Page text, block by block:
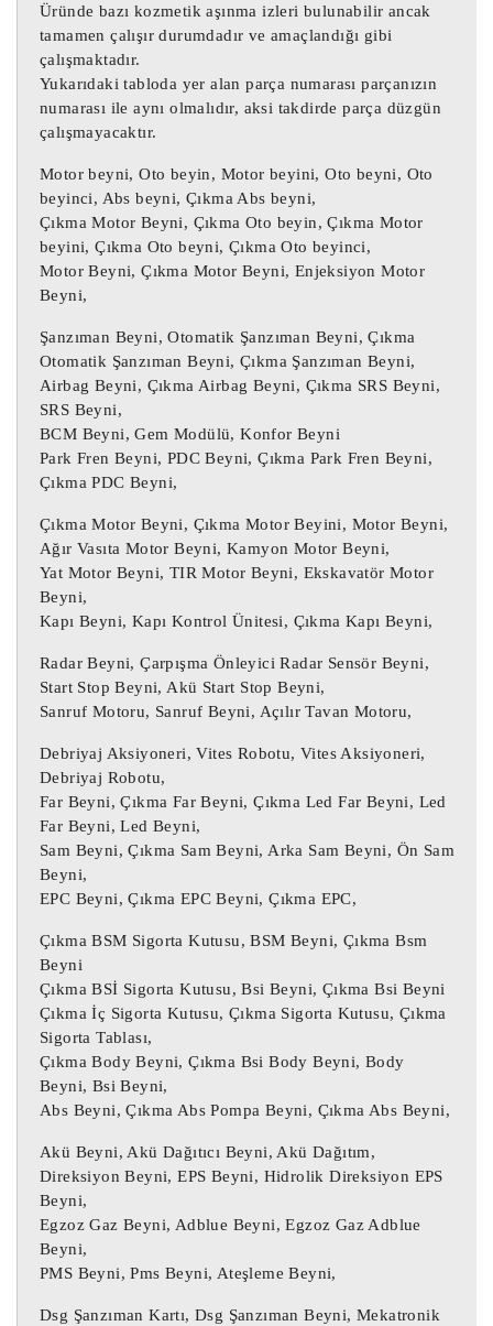
6Q0614417D Seat Cordoba Abs Beyni
6Q0614417D VW Polo 4 Abs Beyni
0265224011 Skoda Fabia Abs Beyni
0265224011 Seat İbiza Abs Beyni
0265224011 Seat Cordoba Abs Beyni
0265224011 VW Polo 4 Abs Beyni
6Q0907379H Skoda Fabia Abs Beyni
6Q0907379H Seat İbiza Abs Beyni
6Q0907379H VW Polo 4 Abs Beyni
0265900009 Abs Beyni 6Q0907379D
6Q0614417D Fabia Abs Beyni 0265224011
6Q0907379H İbiza Abs Beyni 0265900009
6Q0907379D Cordoba Abs Beyni 6Q0614417D
0265900009 Abs Beyni / 0265900009 Abs
Beyni
0265900009 Abs Beyni / 0265900009 Abs
Beyni
0265900009 / 6Q0907379D
6Q0614417D / 0265224011 / 6Q0907379H
ÇIKMA PARÇA :
öğe.
Üründe bazı kozmetik aşınma izleri
bulunabilir ancak tamamen çalışır
durumdadır ve amaçlandığı gibi
Yukarıdaki tabloda yer alan parça
numarası parçanızın numarası ile aynı
olmalıdır, aksi takdirde parça düzgün
çalışmayacaktır.
Motor beyni, Oto beyin, Motor beyini,
Oto beyni, Oto beyinci, Abs beyni, Çıkma
Abs beyni,
Çıkma Motor Beyni, Çıkma Oto beyin,
Çıkma Motor beyini, Çıkma Oto beyni,
Çıkma Oto beyinci,
Motor Beyni, Çıkma Motor Beyni,
Enjeksiyon Motor Beyni,
Üründe bazı kozmetik aşınma izleri bulunabilir ancak
tamamen çalışır durumdadır ve amaçlandığı gibi
çalışmaktadır.
Yukarıdaki tabloda yer alan parça numarası parçanızın
numarası ile aynı olmalıdır, aksi takdirde parça düzgün
çalışmayacaktır.
Motor beyni, Oto beyin, Motor beyini, Oto beyni, Oto
beyinci, Abs beyni, Çıkma Abs beyni,
Çıkma Motor Beyni, Çıkma Oto beyin, Çıkma Motor
beyini, Çıkma Oto beyni, Çıkma Oto beyinci,
Motor Beyni, Çıkma Motor Beyni, Enjeksiyon Motor
Beyni,
Şanzıman Beyni, Otomatik Şanzıman Beyni, Çıkma
Otomatik Şanzıman Beyni, Çıkma Şanzıman Beyni,
Airbag Beyni, Çıkma Airbag Beyni, Çıkma SRS Beyni,
SRS Beyni,
BCM Beyni, Gem Modülü, Konfor Beyni
Park Fren Beyni, PDC Beyni, Çıkma Park Fren Beyni,
Çıkma PDC Beyni,
Çıkma Motor Beyni, Çıkma Motor Beyini, Motor Beyni,
Ağır Vasıta Motor Beyni, Kamyon Motor Beyni,
Yat Motor Beyni, TIR Motor Beyni, Ekskavatör Motor
Beyni,
Kapı Beyni, Kapı Kontrol Ünitesi, Çıkma Kapı Beyni,
Radar Beyni, Çarpışma Önleyici Radar Sensör Beyni,
Start Stop Beyni, Akü Start Stop Beyni,
Sanruf Motoru, Sanruf Beyni, Açılır Tavan Motoru,
Debriyaj Aksiyoneri, Vites Robotu, Vites Aksiyoneri,
Debriyaj Robotu,
Far Beyni, Çıkma Far Beyni, Çıkma Led Far Beyni, Led
Far Beyni, Led Beyni,
Sam Beyni, Çıkma Sam Beyni, Arka Sam Beyni, Ön Sam
Beyni,
EPC Beyni, Çıkma EPC Beyni, Çıkma EPC,
Çıkma BSM Sigorta Kutusu, BSM Beyni, Çıkma Bsm
Beyni
Çıkma BSİ Sigorta Kutusu, Bsi Beyni, Çıkma Bsi Beyni
Çıkma İç Sigorta Kutusu, Çıkma Sigorta Kutusu, Çıkma
Sigorta Tablası,
Çıkma Body Beyni, Çıkma Bsi Body Beyni, Body
Beyni, Bsi Beyni,
Abs Beyni, Çıkma Abs Pompa Beyni, Çıkma Abs Beyni,
Akü Beyni, Akü Dağıtıcı Beyni, Akü Dağıtım,
Direksiyon Beyni, EPS Beyni, Hidrolik Direksiyon EPS
Beyni,
Egzoz Gaz Beyni, Adblue Beyni, Egzoz Gaz Adblue
Beyni,
PMS Beyni, Pms Beyni, Ateşleme Beyni,
Dsg Şanzıman Kartı, Dsg Şanzıman Beyni, Mekatronik